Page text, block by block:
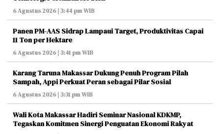
6 Agustus 2026 | 3:44 pm WIB
Panen PM-AAS Sidrap Lampaui Target, Produktivitas Capai
11 Ton per Hektare
6 Agustus 2026 | 3:41 pm WIB
Karang Taruna Makassar Dukung Penuh Program Pilah
Sampah, Appi Perkuat Peran sebagai Pilar Sosial
6 Agustus 2026 | 3:31 pm WIB
Wali Kota Makassar Hadiri Seminar Nasional KDKMP,
Tegaskan Komitmen Sinergi Penguatan Ekonomi Rakyat